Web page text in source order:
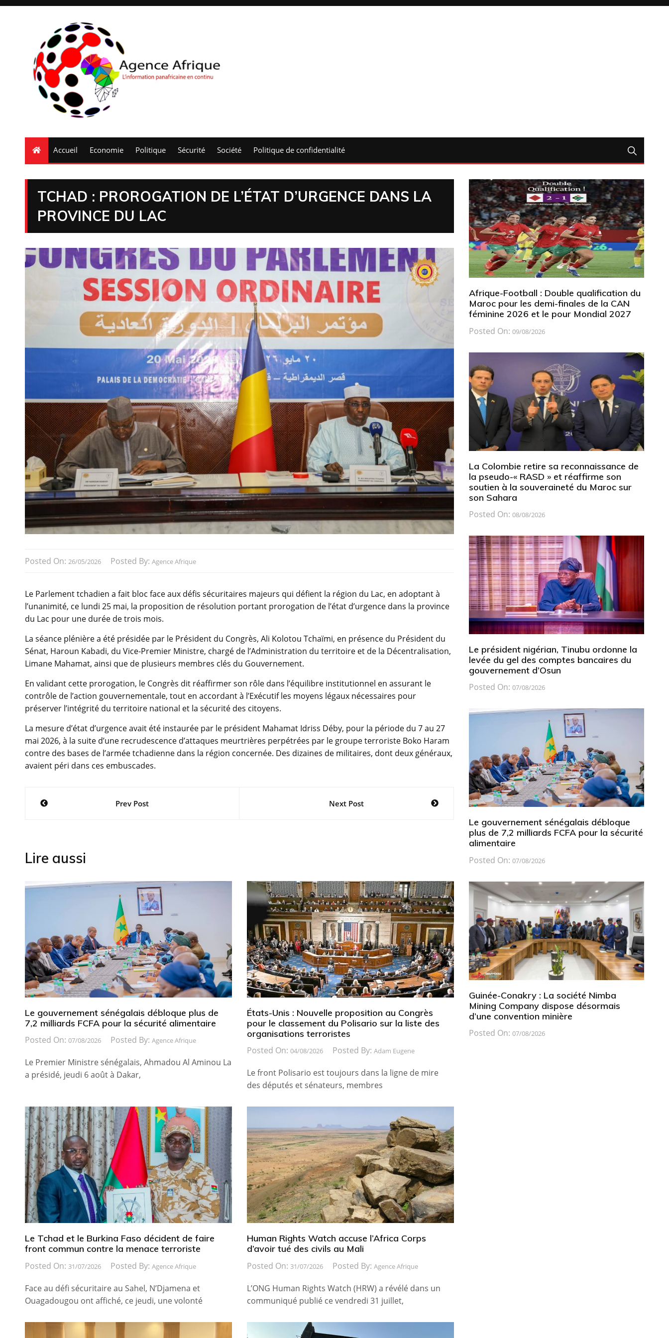
Accueil Economie Politique Sécurité Société Politique de confidentialité
TCHAD : PROROGATION DE L’ÉTAT D’URGENCE DANS LA
PROVINCE DU LAC
Posted On: 26/05/2026 Posted By: Agence Afrique
Le Parlement tchadien a fait bloc face aux défis sécuritaires majeurs qui défient la région du Lac, en adoptant à
l’unanimité, ce lundi 25 mai, la proposition de résolution portant prorogation de l’état d’urgence dans la province
du Lac pour une durée de trois mois.
La séance plénière a été présidée par le Président du Congrès, Ali Kolotou Tchaïmi, en présence du Président du
Sénat, Haroun Kabadi, du Vice-Premier Ministre, chargé de l’Administration du territoire et de la Décentralisation,
Limane Mahamat, ainsi que de plusieurs membres clés du Gouvernement.
En validant cette prorogation, le Congrès dit réaffirmer son rôle dans l’équilibre institutionnel en assurant le
contrôle de l’action gouvernementale, tout en accordant à l’Exécutif les moyens légaux nécessaires pour
préserver l’intégrité du territoire national et la sécurité des citoyens.
La mesure d’état d’urgence avait été instaurée par le président Mahamat Idriss Déby, pour la période du 7 au 27
mai 2026, à la suite d’une recrudescence d’attaques meurtrières perpétrées par le groupe terroriste Boko Haram
contre des bases de l’armée tchadienne dans la région concernée. Des dizaines de militaires, dont deux généraux,
avaient péri dans ces embuscades.
NavigationPrev Post Next Post
Lire aussi
Le gouvernement sénégalais débloque plus de
7,2 milliards FCFA pour la sécurité alimentaire
Posted On: 07/08/2026 Posted By: Agence Afrique
Le Premier Ministre sénégalais, Ahmadou Al Aminou La
a présidé, jeudi 6 août à Dakar,
États-Unis : Nouvelle proposition au Congrès
pour le classement du Polisario sur la liste des
organisations terroristes
Posted On: 04/08/2026 Posted By: Adam Eugene
Le front Polisario est toujours dans la ligne de mire
des députés et sénateurs, membres
Le Tchad et le Burkina Faso décident de faire
front commun contre la menace terroriste
Posted On: 31/07/2026 Posted By: Agence Afrique
Face au défi sécuritaire au Sahel, N’Djamena et
Ouagadougou ont affiché, ce jeudi, une volonté
Human Rights Watch accuse l’Africa Corps
d’avoir tué des civils au Mali
Posted On: 31/07/2026 Posted By: Agence Afrique
L’ONG Human Rights Watch (HRW) a révélé dans un
communiqué publié ce vendredi 31 juillet,
Afrique-Football : Double qualification du
Maroc pour les demi-finales de la CAN
féminine 2026 et le pour Mondial 2027
Posted On: 09/08/2026
La Colombie retire sa reconnaissance de
la pseudo-« RASD » et réaffirme son
soutien à la souveraineté du Maroc sur
son Sahara
Posted On: 08/08/2026
Le président nigérian, Tinubu ordonne la
levée du gel des comptes bancaires du
gouvernement d’Osun
Posted On: 07/08/2026
Le gouvernement sénégalais débloque
plus de 7,2 milliards FCFA pour la sécurité
alimentaire
Posted On: 07/08/2026
Guinée-Conakry : La société Nimba
Mining Company dispose désormais
d’une convention minière
Posted On: 07/08/2026